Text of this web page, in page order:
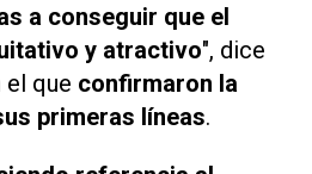
a conseguir que el
y atractivo", dice
que confirmaron la
primeras líneas.